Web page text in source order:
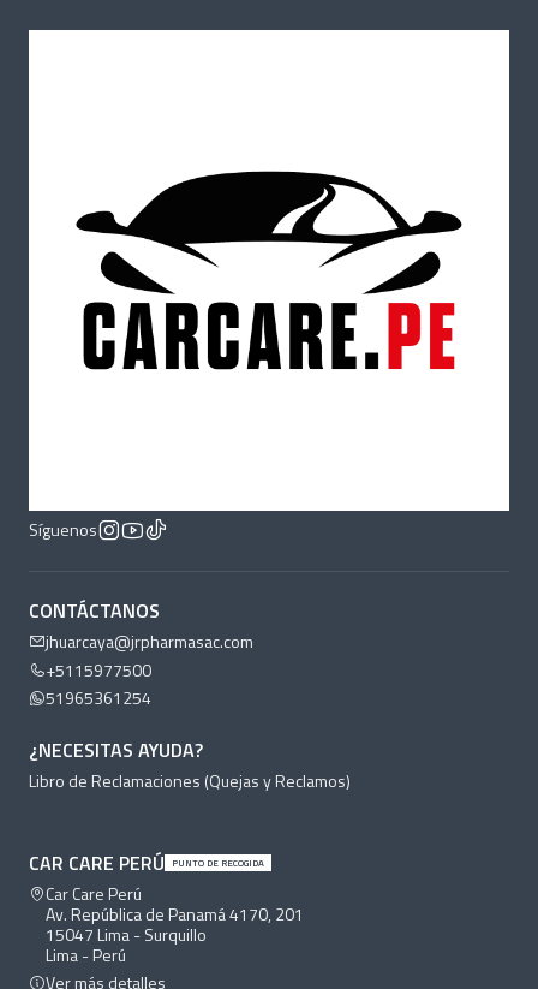
Síguenos
CONTÁCTANOS
jhuarcaya@jrpharmasac.com
+5115977500
51965361254
¿NECESITAS AYUDA?
Libro de Reclamaciones (Quejas y Reclamos)
CAR CARE PERÚ PUNTO DE RECOGIDA
Car Care Perú
Av. República de Panamá 4170, 201
15047 Lima - Surquillo
Lima - Perú
Ver más detalles